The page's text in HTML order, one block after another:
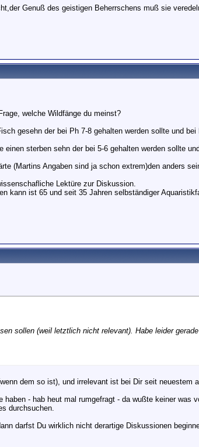
Genuß des geistigen Beherrschens muß sie
welche Wildfänge du meinst?
gesehn der bei Ph 7-8 gehalten werden sollte und bei
einen sterben sehn der bei 5-6 gehalten werden sollte
(Martins Angaben sind ja schon extrem)den anders
Lektüre zur Diskussion.
kann ist 65 und seit 35 Jahren selbständiger
sollen (weil letztlich nicht relevant). Habe leider
dem so ist), und irrelevant ist bei Dir seit neuestem
haben - hab heut mal rumgefragt - da wußte keiner was
durchsuchen.
darfst Du wirklich nicht derartige Diskussionen